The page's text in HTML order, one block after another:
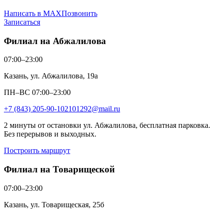
Написать в MAXПозвонить
Записаться
Филиал на Абжалилова
07:00–23:00
Казань, ул. Абжалилова, 19а
ПН–ВС 07:00–23:00
+7 (843) 205-90-102101292@mail.ru
2 минуты от остановки ул. Абжалилова, бесплатная парковка.
Без перерывов и выходных.
Построить маршрут
Филиал на Товарищеской
07:00–23:00
Казань, ул. Товарищеская, 25б